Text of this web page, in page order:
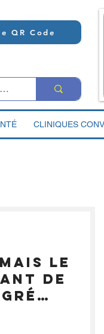
QR Code
CLINIQUES
le
de